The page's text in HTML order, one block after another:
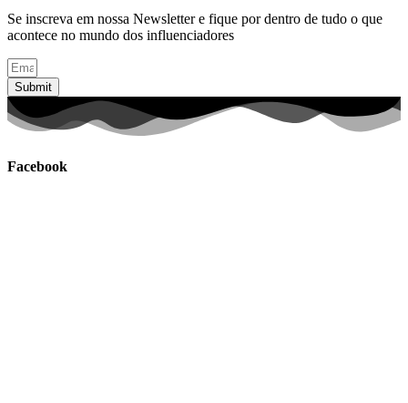
Se inscreva em nossa Newsletter e fique por dentro de tudo o que
acontece no mundo dos influenciadores
Submit
Facebook